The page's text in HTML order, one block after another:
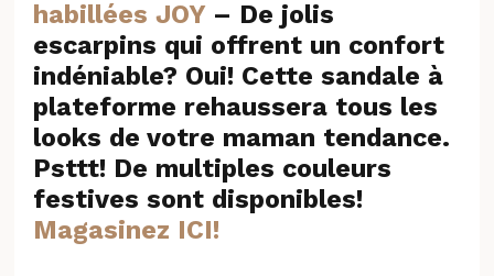
habillées JOY– De jolis
escarpins qui offrent un confort
indéniable? Oui! Cette sandale à
plateforme rehaussera tous les
looks de votre maman tendance.
Psttt! De multiples couleurs
festives sont disponibles!
Magasinez ICI!